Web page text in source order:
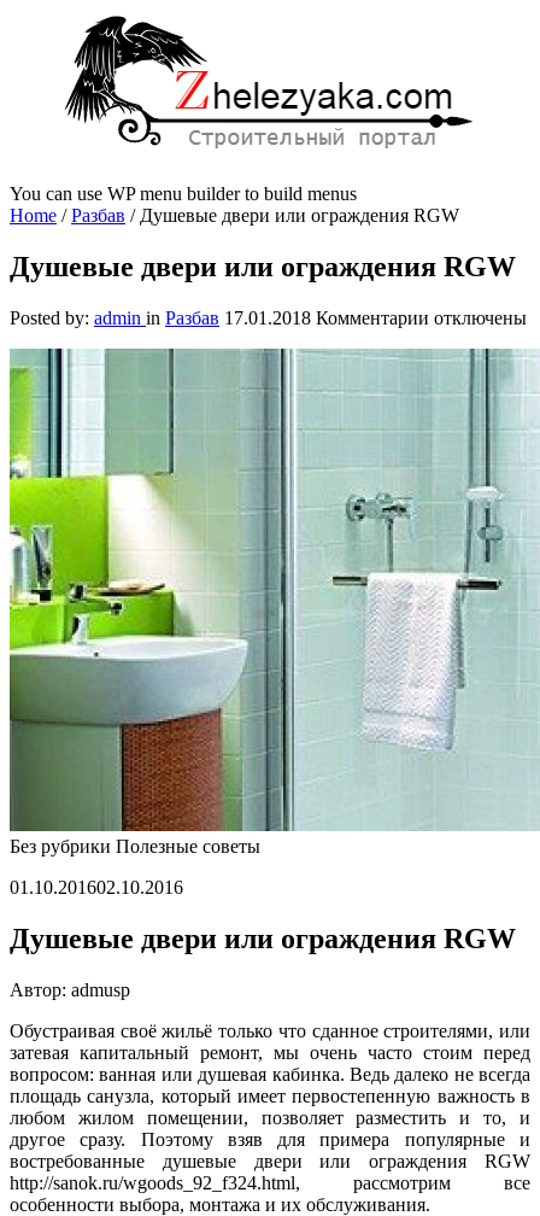
You can use WP menu builder to build menus
Home /Разбав / Душевые двери или ограждения RGW
Душевые двери или ограждения RGW
Posted by: admin in Разбав 17.01.2018 Комментарии к
Душевые
ограждения
отключены
Без рубрики Полезные советы
01.10.201602.10.2016
Душевые двери или ограждения RGW
Автор: admusp
Обустраивая своё жильё только что сданное строителями, или
затевая капитальный ремонт, мы очень часто стоим перед
вопросом: ванная или душевая кабинка. Ведь далеко не всегда
площадь санузла, который имеет первостепенную важность в
любом жилом помещении, позволяет разместить и то, и
другое сразу. Поэтому взяв для примера популярные и
востребованные душевые двери или ограждения RGW
http://sanok.ru/wgoods_92_f324.html, рассмотрим все
особенности выбора, монтажа и их обслуживания.